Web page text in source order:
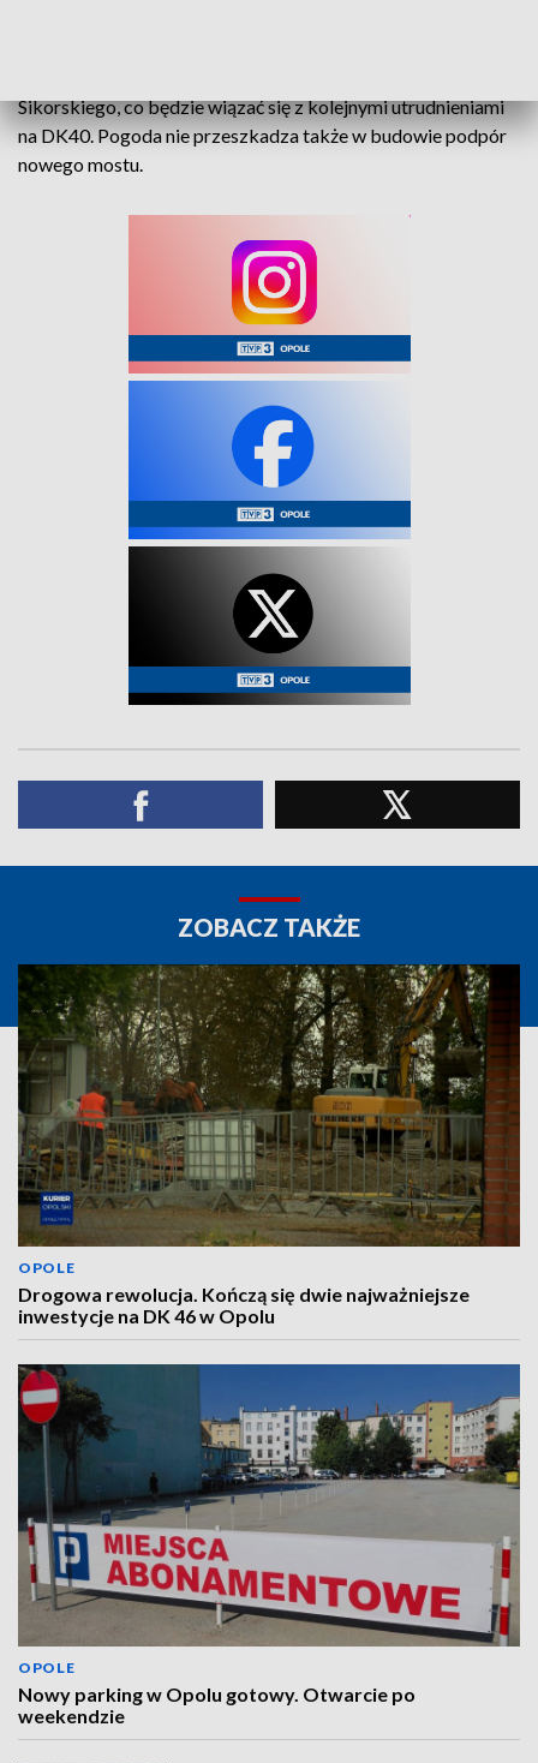
Sikorskiego, co będzie wiązać się z kolejnymi utrudnieniami
na DK40. Pogoda nie przeszkadza także w budowie podpór
nowego mostu.
ZOBACZ TAKŻE
OPOLE
Drogowa rewolucja. Kończą się dwie najważniejsze
inwestycje na DK 46 w Opolu
OPOLE
Nowy parking w Opolu gotowy. Otwarcie po
weekendzie